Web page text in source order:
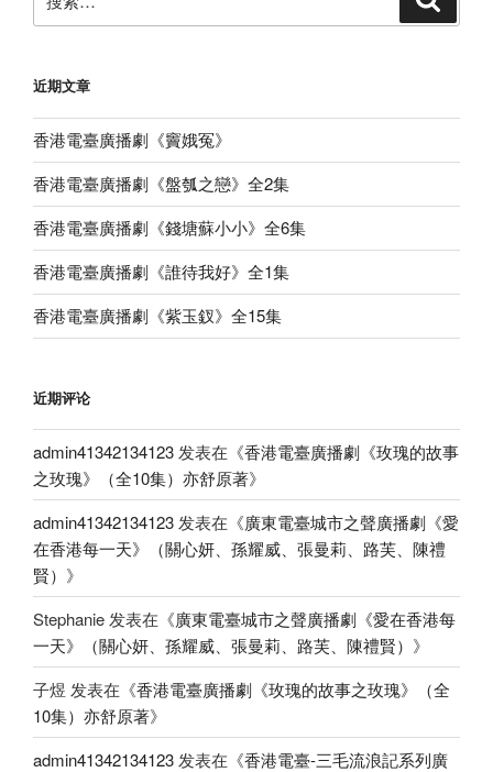
索：
近期文章
香港電臺廣播劇《竇娥冤》
香港電臺廣播劇《盤瓠之戀》全2集
香港電臺廣播劇《錢塘蘇小小》全6集
香港電臺廣播劇《誰待我好》全1集
香港電臺廣播劇《紫玉釵》全15集
近期评论
admin41342134123 发表在《香港電臺廣播劇《玫瑰的故事
之玫瑰》（全10集）亦舒原著》
admin41342134123 发表在《廣東電臺城市之聲廣播劇《愛
在香港每一天》（關心妍、孫耀威、張曼莉、路芙、陳禮
賢） 》
Stephanie 发表在《廣東電臺城市之聲廣播劇《愛在香港每
一天》（關心妍、孫耀威、張曼莉、路芙、陳禮賢） 》
子煜 发表在《香港電臺廣播劇《玫瑰的故事之玫瑰》（全
10集）亦舒原著》
admin41342134123 发表在《香港電臺-三毛流浪記系列廣